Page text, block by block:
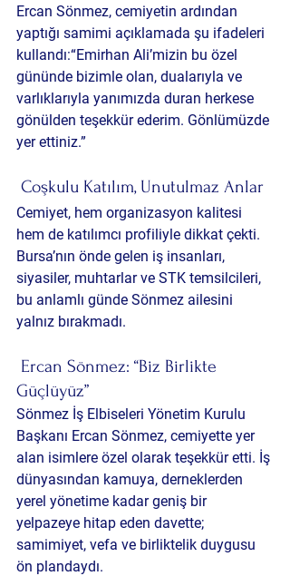
Ercan Sönmez, cemiyetin ardından
yaptığı samimi açıklamada şu ifadeleri
kullandı:“Emirhan Ali’mizin bu özel
gününde bizimle olan, dualarıyla ve
varlıklarıyla yanımızda duran herkese
gönülden teşekkür ederim. Gönlümüzde
yer ettiniz.”
Coşkulu Katılım, Unutulmaz Anlar
Cemiyet, hem organizasyon kalitesi
hem de katılımcı profiliyle dikkat çekti.
Bursa’nın önde gelen iş insanları,
siyasiler, muhtarlar ve STK temsilcileri,
bu anlamlı günde Sönmez ailesini
yalnız bırakmadı.
Güçlüyüz”
Sönmez İş Elbiseleri Yönetim Kurulu
Başkanı Ercan Sönmez, cemiyette yer
alan isimlere özel olarak teşekkür etti. İş
dünyasından kamuya, derneklerden
yerel yönetime kadar geniş bir
yelpazeye hitap eden davette;
samimiyet, vefa ve birliktelik duygusu
ön plandaydı.